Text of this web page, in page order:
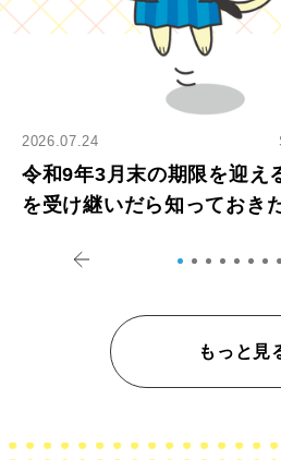
2026.07.24
令和9年3月末の期限を迎え
を受け継いだら知っておき
もっと見